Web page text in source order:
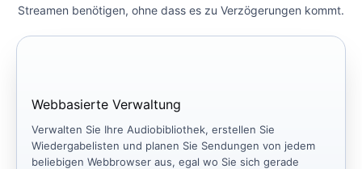
Streamen benötigen, ohne dass es zu Verzögerungen kommt.
Webbasierte Verwaltung
Verwalten Sie Ihre Audiobibliothek, erstellen Sie
Wiedergabelisten und planen Sie Sendungen von jedem
beliebigen Webbrowser aus, egal wo Sie sich gerade